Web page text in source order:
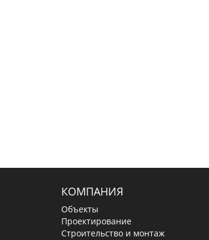
КОМПАНИЯ
Объекты
Проектирование
Строительство и монтаж